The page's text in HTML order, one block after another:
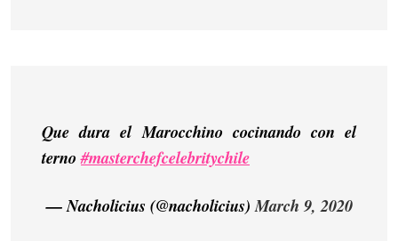
Que dura el Marocchino cocinando con el
terno#masterchefcelebritychile
— Nacholicius (@nacholicius)March 9, 2020